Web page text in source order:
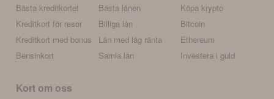
Bästa kreditkortet
Kreditkort för resor
Kreditkort med bonus
Bensinkort
Bästa lånen
Billiga lån
Lån med låg ränta
Samla lån
Köpa krypto
Bitcoin
Ethereum
Investera i guld
Kort om oss